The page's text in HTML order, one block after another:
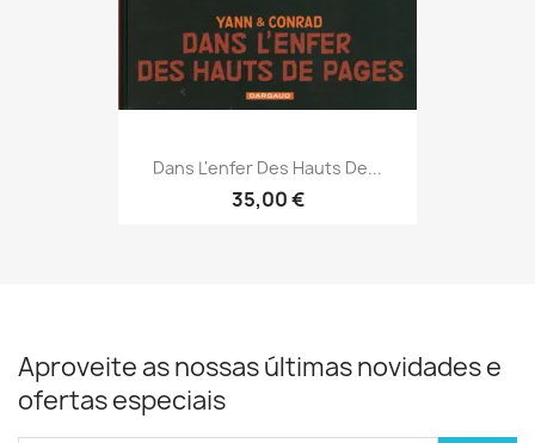
Dans L'enfer Des Hauts De...
35,00 €
Aproveite as nossas últimas novidades e
ofertas especiais